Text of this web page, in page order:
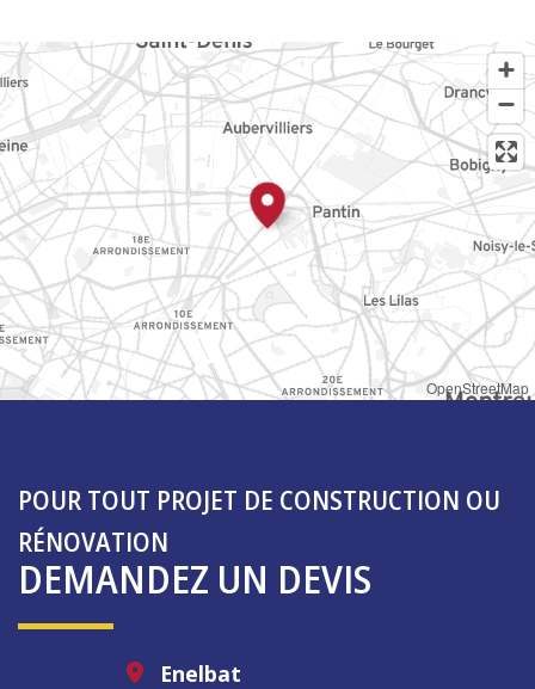
OpenStreetMap
POUR TOUT PROJET DE CONSTRUCTION OU
RÉNOVATION
DEMANDEZ UN DEVIS
Enelbat